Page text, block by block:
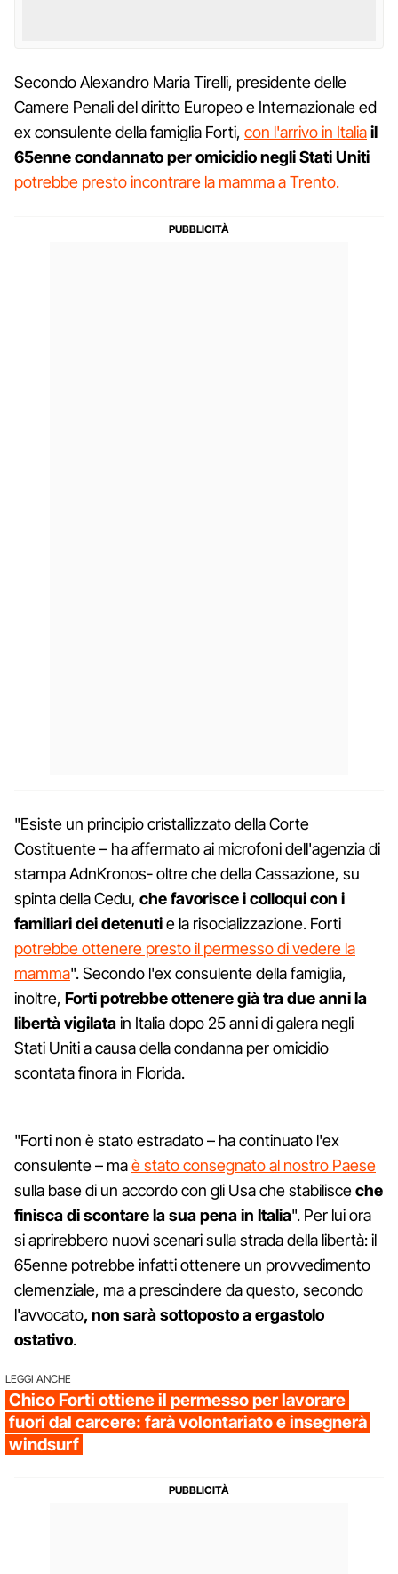
Secondo Alexandro Maria Tirelli, presidente delle
Camere Penali del diritto Europeo e Internazionale ed
ex consulente della famiglia Forti, con l'arrivo in Italiail
65enne condannato per omicidio negli Stati Uniti
potrebbe presto incontrare la mamma a Trento.
"Esiste un principio cristallizzato della Corte
Costituente – ha affermato ai microfoni dell'agenzia di
stampa AdnKronos- oltre che della Cassazione, su
spinta della Cedu, che favorisce i colloqui con i
familiari dei detenutie la risocializzazione. Forti
potrebbe ottenere presto il permesso di vedere la
mamma". Secondo l'ex consulente della famiglia,
inoltre, Forti potrebbe ottenere già tra due anni la
libertà vigilatain Italia dopo 25 anni di galera negli
Stati Uniti a causa della condanna per omicidio
scontata finora in Florida.
"Forti non è stato estradato – ha continuato l'ex
consulente – maè stato consegnato al nostro Paese
sulla base di un accordo con gli Usa che stabilisceche
finisca di scontare la sua pena in Italia". Per lui ora
si aprirebbero nuovi scenari sulla strada della libertà: il
65enne potrebbe infatti ottenere un provvedimento
clemenziale, ma a prescindere da questo, secondo
l'avvocato, non sarà sottoposto a ergastolo
ostativo.
LEGGI ANCHE
Chico Forti ottiene il permesso per lavorare
fuori dal carcere: farà volontariato e insegnerà
windsurf